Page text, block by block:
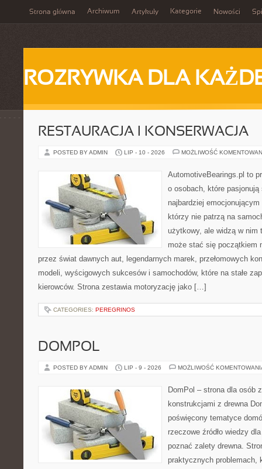
Strona główna Archiwum Artykuły Kategorie Nowości
ROZRYWKA DLA
RESTAURACJA I KONSERWACJA
POSTED BY ADMIN LIP - 10 - 2026 MOŻLIWOŚĆ
AutomotiveBearings.pl to
o osobach, które
najbardziej
którzy nie patrzą na
użytkowy, ale widzą w nim
może stać się początkiem
przez świat dawnych aut, legendarnych marek, przełomowych
modeli, wyścigowych sukcesów i samochodów, które na stałe
kierowców. Strona zestawia motoryzację jako […]
CATEGORIES: PEREGRINOS
DOMPOL
POSTED BY ADMIN LIP - 9 - 2026 MOŻLIWOŚĆ
DomPol – strona dla osób
konstrukcjami z drewna
poświęcony tematyce
rzeczowe źródło wiedzy
poznać zalety drewna.
praktycznych problemach,